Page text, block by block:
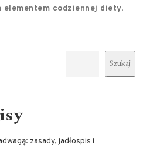
elementem codziennej diety.
Szukaj
zasady, jadłospis i